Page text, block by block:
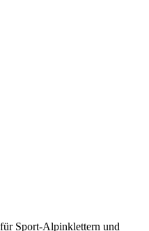
Sport-Alpinklettern und